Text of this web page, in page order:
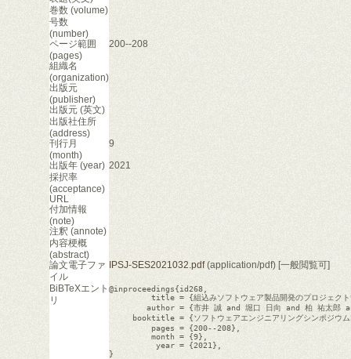
巻数 (volume)
号数
(number)
ページ範囲
(pages)
200--208
組織名
(organization)
出版元
(publisher)
出版元 (英文)
出版社住所
(address)
刊行月
(month)
9
出版年 (year) 2021
採択率
(acceptance)
URL
付加情報
(note)
注釈 (annote)
内容梗概
(abstract)
論文電子ファ
イル
IPSJ-SES2021032.pdf(application/pdf) [一般閲覧可]
BiBTeXエント
リ
@inproceedings{id268,
title = {組込みソフトウェア製品開発のプロジェクト
author = {市井 誠 and 堀口 日向 and 柏 祐太郎
booktitle = {ソフトウェアエンジニアリングシンポジウ
         pages = {200--208},
         month = {9},
          year = {2021},
}